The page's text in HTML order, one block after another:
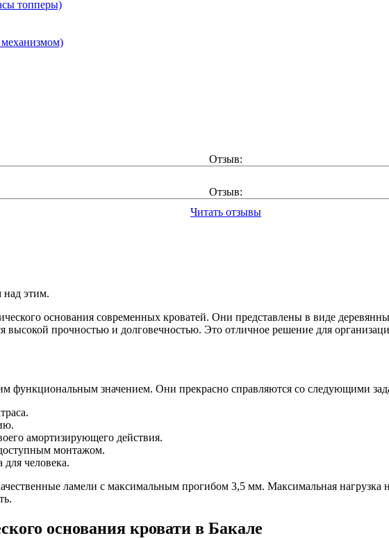
топперы)
Отзыв:
Отзыв:
Читать отзывы
над этим.
основания современных кроватей. Они представлены в виде
высокой прочностью и долговечностью. Это отличное решение для
функциональным значением. Они прекрасно справляются со следующими
амортизирующего действия.
монтажом.
для человека.
ламели с максимальным прогибом 3,5 мм. Максимальная нагрузка
основания кровати в Бакале